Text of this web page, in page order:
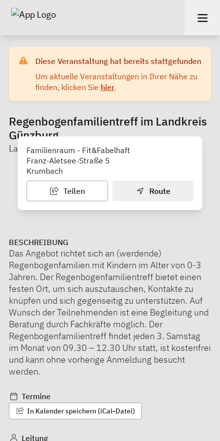
Diese Veranstaltung hat bereits stattgefunden
Um aktuelle Veranstaltungen in Ihrer Nähe zu
finden, klicken Sie hier.
Regenbogenfamilientreff im Landkreis
Günzburg
Landkreis Günzburg - KoKi/Frühe Hilfen
Familienraum - Fit&Fabelhaft
Franz-Aletsee-Straße 5
Krumbach
Teilen Route
BESCHREIBUNG
Das Angebot richtet sich an (werdende)
Regenbogenfamilien mit Kindern im Alter von 0-3
Jahren. Der Regenbogenfamilientreff bietet einen
festen Ort, um sich auszutauschen, Kontakte zu
knüpfen und sich gegenseitig zu unterstützen. Auf
Wunsch der Teilnehmenden ist eine Begleitung und
Beratung durch Fachkräfte möglich. Der
Regenbogenfamilientreff findet jeden 3. Samstag
im Monat von 09.30 – 12.30 Uhr statt, ist kostenfrei
und kann ohne vorherige Anmeldung besucht
werden.
Termine
In Kalender speichern (iCal-Datei)
Leitung